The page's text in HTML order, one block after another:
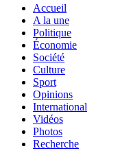
Accueil
A la une
Politique
Économie
Société
Culture
Sport
Opinions
International
Vidéos
Photos
Recherche